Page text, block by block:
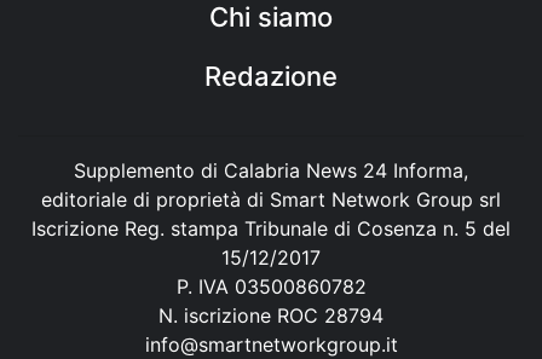
Chi siamo
Redazione
Supplemento di Calabria News 24 Informa,
editoriale di proprietà di Smart Network Group srl
Iscrizione Reg. stampa Tribunale di Cosenza n. 5 del
15/12/2017
P. IVA 03500860782
N. iscrizione ROC 28794
info@smartnetworkgroup.it